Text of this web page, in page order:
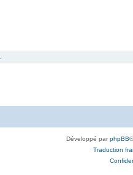
Développé parphpBB
Traduction